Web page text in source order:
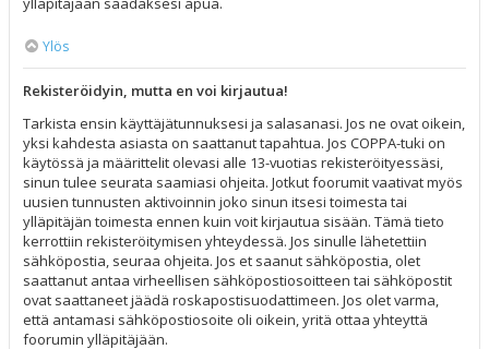
Ylös
Rekisteröidyin, mutta en voi kirjautua!
Tarkista ensin käyttäjätunnuksesi ja salasanasi. Jos ne ovat oikein,
yksi kahdesta asiasta on saattanut tapahtua. Jos COPPA-tuki on
käytössä ja määrittelit olevasi alle 13-vuotias rekisteröityessäsi,
sinun tulee seurata saamiasi ohjeita. Jotkut foorumit vaativat myös
uusien tunnusten aktivoinnin joko sinun itsesi toimesta tai
ylläpitäjän toimesta ennen kuin voit kirjautua sisään. Tämä tieto
kerrottiin rekisteröitymisen yhteydessä. Jos sinulle lähetettiin
sähköpostia, seuraa ohjeita. Jos et saanut sähköpostia, olet
saattanut antaa virheellisen sähköpostiosoitteen tai sähköpostit
ovat saattaneet jäädä roskapostisuodattimeen. Jos olet varma,
että antamasi sähköpostiosoite oli oikein, yritä ottaa yhteyttä
foorumin ylläpitäjään.